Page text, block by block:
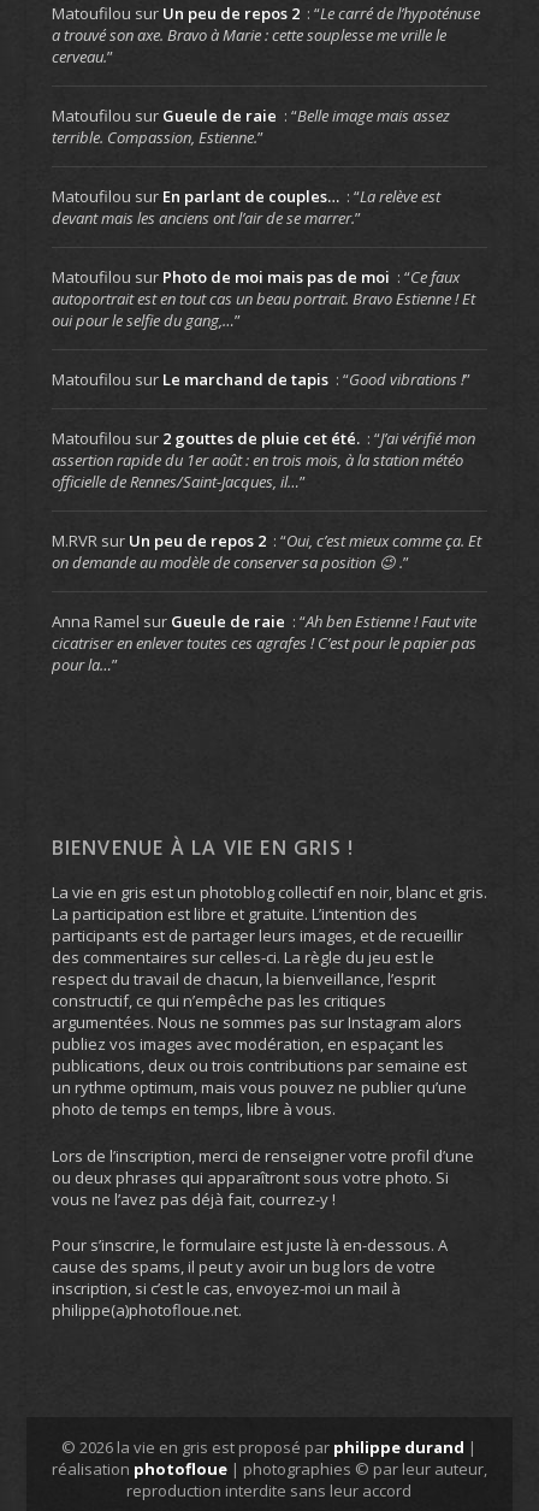
Matoufilou sur Un peu de repos 2 : “Le carré de l’hypoténuse
a trouvé son axe. Bravo à Marie : cette souplesse me vrille le
cerveau.”
Matoufilou sur Gueule de raie : “Belle image mais assez
terrible. Compassion, Estienne.”
Matoufilou sur En parlant de couples… : “La relève est
devant mais les anciens ont l’air de se marrer.”
Matoufilou sur Photo de moi mais pas de moi : “Ce faux
autoportrait est en tout cas un beau portrait. Bravo Estienne ! Et
oui pour le selfie du gang,…”
Matoufilou sur Le marchand de tapis : “Good vibrations !”
Matoufilou sur 2 gouttes de pluie cet été. : “J’ai vérifié mon
assertion rapide du 1er août : en trois mois, à la station météo
officielle de Rennes/Saint-Jacques, il…”
M.RVRsur Un peu de repos 2 : “Oui, c’est mieux comme ça. Et
on demande au modèle de conserver sa position 😉 .”
Anna Ramel sur Gueule de raie : “Ah ben Estienne ! Faut vite
cicatriser en enlever toutes ces agrafes ! C’est pour le papier pas
pour la…”
BIENVENUE À LA VIE EN GRIS !
La vie en gris est un photoblog collectif en noir, blanc et gris.
La participation est libre et gratuite. L’intention des
participants est de partager leurs images, et de recueillir
des commentaires sur celles-ci. La règle du jeu est le
respect du travail de chacun, la bienveillance, l’esprit
constructif, ce qui n’empêche pas les critiques
argumentées. Nous ne sommes pas sur Instagram alors
publiez vos images avec modération, en espaçant les
publications, deux ou trois contributions par semaine est
un rythme optimum, mais vous pouvez ne publier qu’une
photo de temps en temps, libre à vous.
Lors de l’inscription, merci de renseigner votre profil d’une
ou deux phrases qui apparaîtront sous votre photo. Si
vous ne l’avez pas déjà fait, courrez-y !
Pour s’inscrire, le formulaire est juste là en-dessous. A
cause des spams, il peut y avoir un bug lors de votre
inscription, si c’est le cas, envoyez-moi un mail à
philippe(a)photofloue.net.
© 2026 la vie en gris est proposé par philippe durand |
réalisation photofloue| photographies © par leur auteur,
reproduction interdite sans leur accord